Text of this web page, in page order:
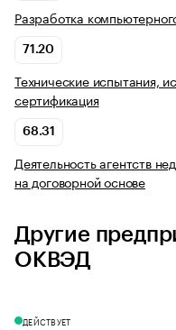
Разработка
71.20
Технические испытания,
сертификация
68.31
Деятельность агентств
на договорной основе
Другие
ОКВЭД
ДЕЙСТВУЕТ